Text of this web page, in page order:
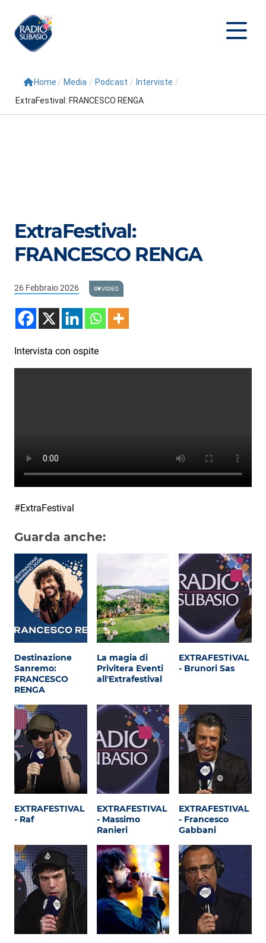
Cerca
Conduttori
Repliche
3xTe
Interviste
Playlist
Novità
Radio Subasio +
Radio Subasio Disco Club
Radio Suby
Subasio Collection
Subasio Per Un’Ora D’Amore
Video
Foto
Speciali
Oroscopo
Radio Subasio Music Club
Sanremo 2026
News
Musica
Cultura
Attualità
Extra
Eventi
Home / Media / Podcast / Interviste /
ExtraFestival: FRANCESCO RENGA
ExtraFestival:
FRANCESCO RENGA
26 Febbraio 2026 VIDEO
Intervista con ospite
#ExtraFestival
Guarda anche:
Destinazione
Sanremo:
FRANCESCO
RENGA
La magia di
Privitera Eventi
all'Extrafestival
EXTRAFESTIVAL
- Brunori Sas
EXTRAFESTIVAL
- Raf
EXTRAFESTIVAL
- Massimo
Ranieri
EXTRAFESTIVAL
- Francesco
Gabbani